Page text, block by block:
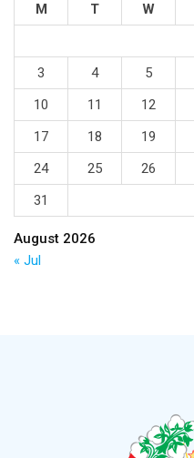
August 2026
M T W
3
4 5
10
11 12
17
18 19
24
25 26
31
« Jul